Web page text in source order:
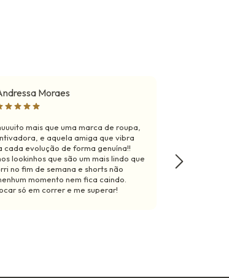
Moraes
mais que uma marca de roupa,
e aquela amiga que vibra
cada evolução de forma genuína!!
lookinhos que são um mais lindo que
no fim de semana e shorts não
momento nem fica caindo.
só em correr e me superar!